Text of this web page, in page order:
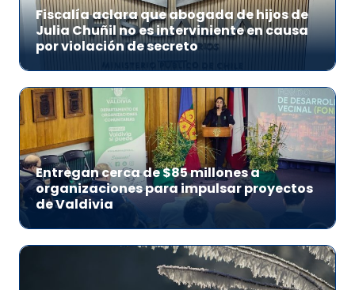
Fiscalía aclara que abogada de hijos de
Julia Chuñil no es interviniente en causa
por violación de secreto
Entregan cerca de $85 millones a
organizaciones para impulsar proyectos
de Valdivia